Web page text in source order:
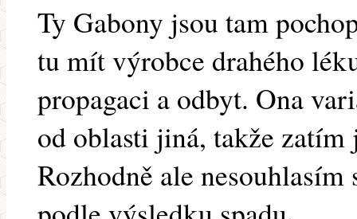
Ty Gabony jsou tam
tu mít výrobce drahého
propagaci a odbyt. Ona
od oblasti jiná, takže zatím
Rozhodně ale